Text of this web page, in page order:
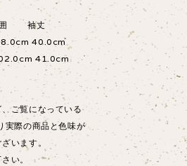
袖丈
40.0cm
41.0cm
ご覧になっている
実際の商品と色味が
います。
い。